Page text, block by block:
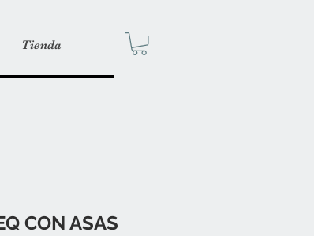
Tienda
CON ASAS